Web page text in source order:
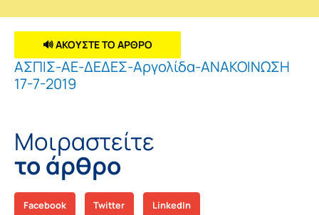
🔊 ΑΚΟΥΣΤΕ ΤΟ ΑΡΘΡΟ
ΑΣΠΙΣ-ΑΕ-ΔΕΔΕΣ-Αργολίδα-ΑΝΑΚΟΙΝΩΣΗ
17-7-2019
Μοιραστείτε
το άρθρο
Facebook Twitter LinkedIn